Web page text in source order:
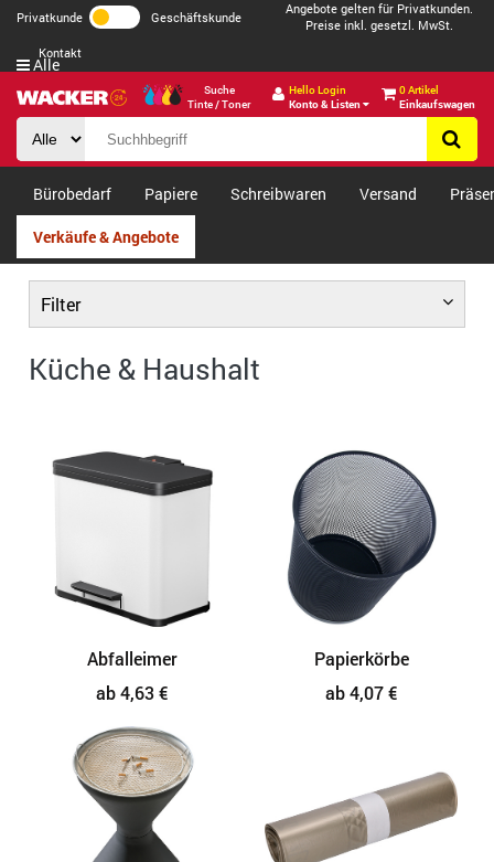
Privatkunde Geschäftskunde
Angebote gelten für Privatkunden.
Preise inkl. gesetzl. MwSt.
Kontakt
Suche
Tinte / Toner
Hello Login
Konto & Listen
0 Artikel
Einkaufswagen
Alle
Bürobedarf Papiere Schreibwaren Versand
Verkäufe & Angebote
Filter
Küche & Haushalt
Abfalleimer
ab 4,63 €
Papierkörbe
ab 4,07 €